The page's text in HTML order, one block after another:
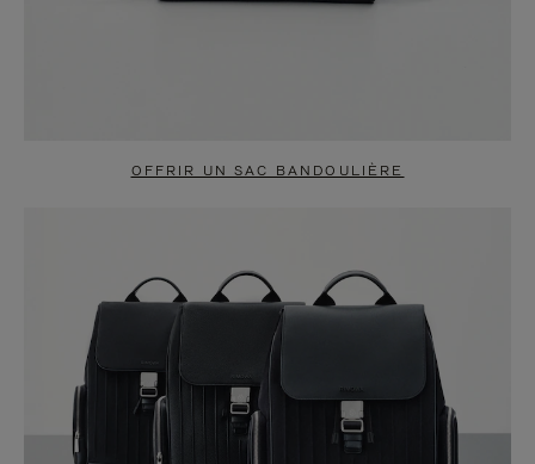
OFFRIR UN SAC BANDOULIÈRE